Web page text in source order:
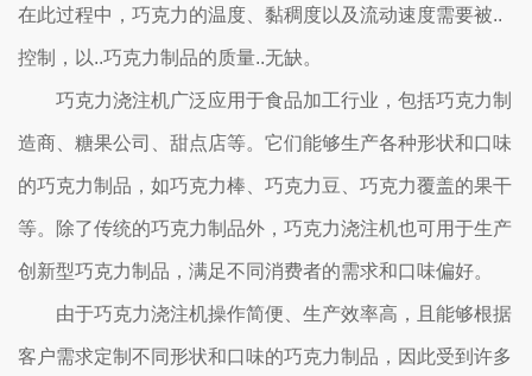
在此过程中，巧克力的温度、黏稠度以及流动速度需要被..
控制，以..巧克力制品的质量..无缺。
巧克力浇注机广泛应用于食品加工行业，包括巧克力制
造商、糖果公司、甜点店等。它们能够生产各种形状和口味
的巧克力制品，如巧克力棒、巧克力豆、巧克力覆盖的果干
等。除了传统的巧克力制品外，巧克力浇注机也可用于生产
创新型巧克力制品，满足不同消费者的需求和口味偏好。
由于巧克力浇注机操作简便、生产效率高，且能够根据
客户需求定制不同形状和口味的巧克力制品，因此受到许多